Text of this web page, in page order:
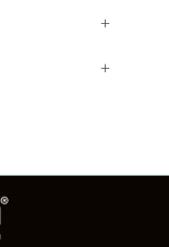
+
+